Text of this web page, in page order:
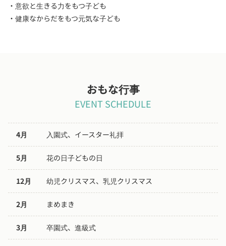
・意欲と生きる力をもつ子ども
・健康なからだをもつ元気な子ども
おもな行事
EVENT SCHEDULE
4月 入園式、イースター礼拝
5月 花の日子どもの日
12月 幼児クリスマス、乳児クリスマス
2月 まめまき
3月 卒園式、進級式